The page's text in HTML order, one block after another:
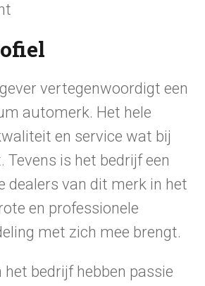
vertegenwoordigt een
automerk. Het hele
en service wat bij
is het bedrijf een
dealers van dit merk in het
en professionele
met zich mee brengt.
het bedrijf hebben passie